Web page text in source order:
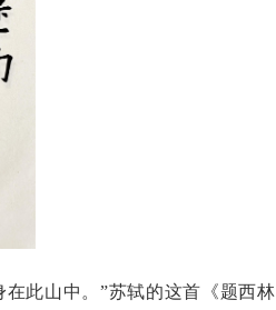
此山中。”苏轼的这首《题西林